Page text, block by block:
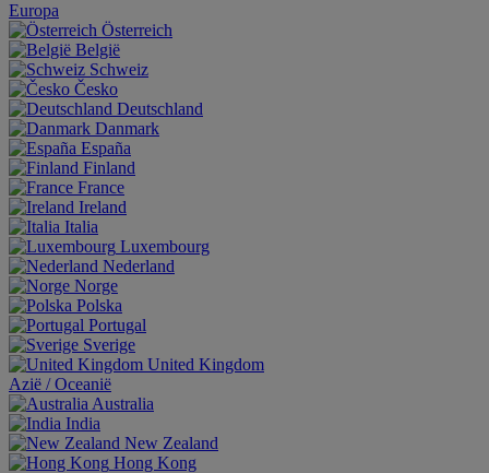
Europa
Österreich
België
Schweiz
Česko
Deutschland
Danmark
España
Finland
France
Ireland
Italia
Luxembourg
Nederland
Norge
Polska
Portugal
Sverige
United Kingdom
Aziё / Oceaniё
Australia
India
New Zealand
Hong Kong